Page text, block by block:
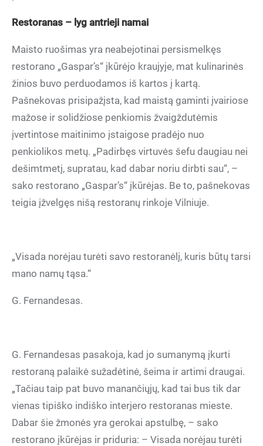
Restoranas – lyg antrieji namai
Maisto ruošimas yra neabejotinai persismelkęs
restorano „Gaspar’s“ įkūrėjo kraujyje, mat kulinarinės
žinios buvo perduodamos iš kartos į kartą.
Pašnekovas prisipažįsta, kad maistą gaminti įvairiose
mažose ir solidžiose penkiomis žvaigždutėmis
įvertintose maitinimo įstaigose pradėjo nuo
penkiolikos metų. „Padirbęs virtuvės šefu daugiau nei
dešimtmetį, supratau, kad dabar noriu dirbti sau“, –
sako restorano „Gaspar’s“ įkūrėjas. Be to, pašnekovas
teigia įžvelgęs nišą restoranų rinkoje Vilniuje.
„Visada norėjau turėti savo restoranėlį, kuris būtų tarsi
mano namų tąsa.“
G. Fernandesas.
G. Fernandesas pasakoja, kad jo sumanymą įkurti
restoraną palaikė sužadėtinė, šeima ir artimi draugai.
„Tačiau taip pat buvo manančiųjų, kad tai bus tik dar
vienas tipiško indiško interjero restoranas mieste.
Dabar šie žmonės yra gerokai apstulbę, – sako
restorano įkūrėjas ir priduria: – Visada norėjau turėti